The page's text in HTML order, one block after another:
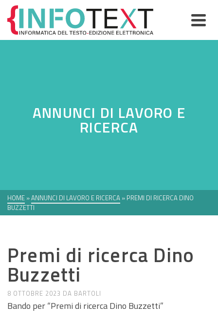
ANNUNCI DI LAVORO E
RICERCA
HOME »ANNUNCI DI LAVORO E RICERCA » PREMI DI RICERCA DINO
BUZZETTI
Premi di ricerca Dino
Buzzetti
8 OTTOBRE 2023 DA BARTOLI
Bando per “Premi di ricerca Dino Buzzetti”